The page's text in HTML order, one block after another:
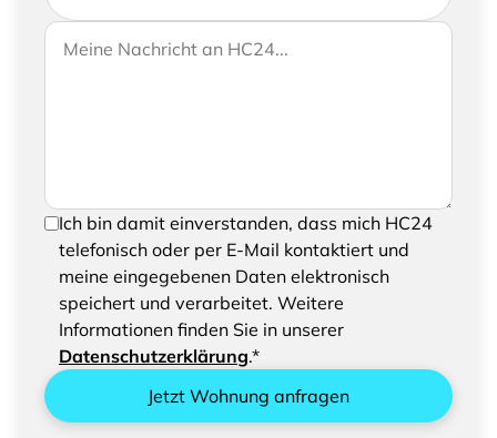
Wenn Sie uns weitere Informationen zukommen
lassen möchten, können Sie Ihrer Anfrage gerne
Ihre Nachricht an HC24
Um Ihre Anfrage senden zu können, bestätigen
Sie bitte das Speichern und Verarbeiten Ihrer
eingegebenen Daten
Ich bin damit einverstanden, dass mich HC24
telefonisch oder per E-Mail kontaktiert und
meine eingegebenen Daten elektronisch
speichert und verarbeitet. Weitere
Informationen finden Sie in unserer
Datenschutzerklärung.*
Jetzt Wohnung anfragen